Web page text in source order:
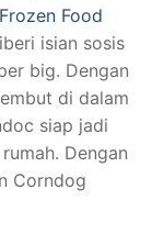
Food
isian sosis
big. Dengan
di dalam
siap jadi
Dengan
Corndog